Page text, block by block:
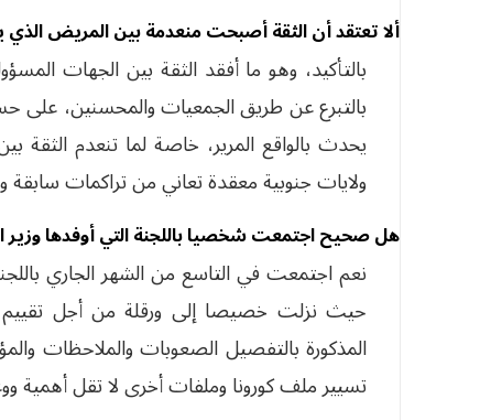
ألا تعتقد أن الثقة أصبحت منعدمة بين المريض
بالتأكيد، وهو ما أفقد الثقة بين الجهات
بالتبرع عن طريق الجمعيات والمحسنين، على
يحدث بالواقع المرير، خاصة لما تنعدم
ولايات جنوبية معقدة تعاني من تراكمات
هل صحيح اجتمعت شخصيا باللجنة التي أوفدها وزير
نعم اجتمعت في التاسع من الشهر الجاري باللجنة
حيث نزلت خصيصا إلى ورقلة من أجل تقييم
المذكورة بالتفصيل الصعوبات والملاحظات
تسيير ملف كورونا وملفات أخرى لا تقل أهمية